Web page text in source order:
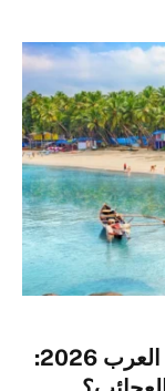
دليل السياحة في الهند للمسافرين العرب 2026: